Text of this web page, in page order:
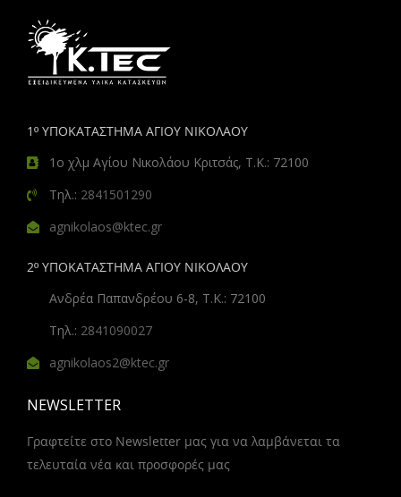
1º ΥΠΟΚΑΤΑΣΤΗΜΑ ΑΓΙΟΥ ΝΙΚΟΛΑΟΥ
1ο χλμ Αγίου Νικολάου Κριτσάς, Τ.Κ.: 72100
Τηλ.: 2841501290
agnikolaos@ktec.gr
2º ΥΠΟΚΑΤΑΣΤΗΜΑ ΑΓΙΟΥ ΝΙΚΟΛΑΟΥ
Ανδρέα Παπανδρέου 6-8, Τ.Κ.: 72100
Τηλ.: 2841090027
agnikolaos2@ktec.gr
NEWSLETTER
Γραφτείτε στο Newsletter μας για να λαμβάνεται τα
τελευταία νέα και προσφορές μας